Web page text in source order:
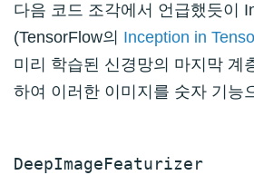
다음 코드 조각에서 언급했듯이
(TensorFlow의 Inception in
미리 학습된 신경망의 마지막 계
하여 이러한 이미지를 숫자 기능
DeepImageFeaturizer